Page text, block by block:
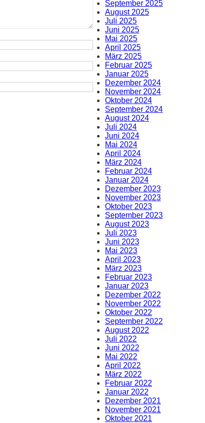
September 2025
August 2025
Juli 2025
Juni 2025
Mai 2025
April 2025
März 2025
Februar 2025
Januar 2025
Dezember 2024
November 2024
Oktober 2024
September 2024
August 2024
Juli 2024
Juni 2024
Mai 2024
April 2024
März 2024
Februar 2024
Januar 2024
Dezember 2023
November 2023
Oktober 2023
September 2023
August 2023
Juli 2023
Juni 2023
Mai 2023
April 2023
März 2023
Februar 2023
Januar 2023
Dezember 2022
November 2022
Oktober 2022
September 2022
August 2022
Juli 2022
Juni 2022
Mai 2022
April 2022
März 2022
Februar 2022
Januar 2022
Dezember 2021
November 2021
Oktober 2021